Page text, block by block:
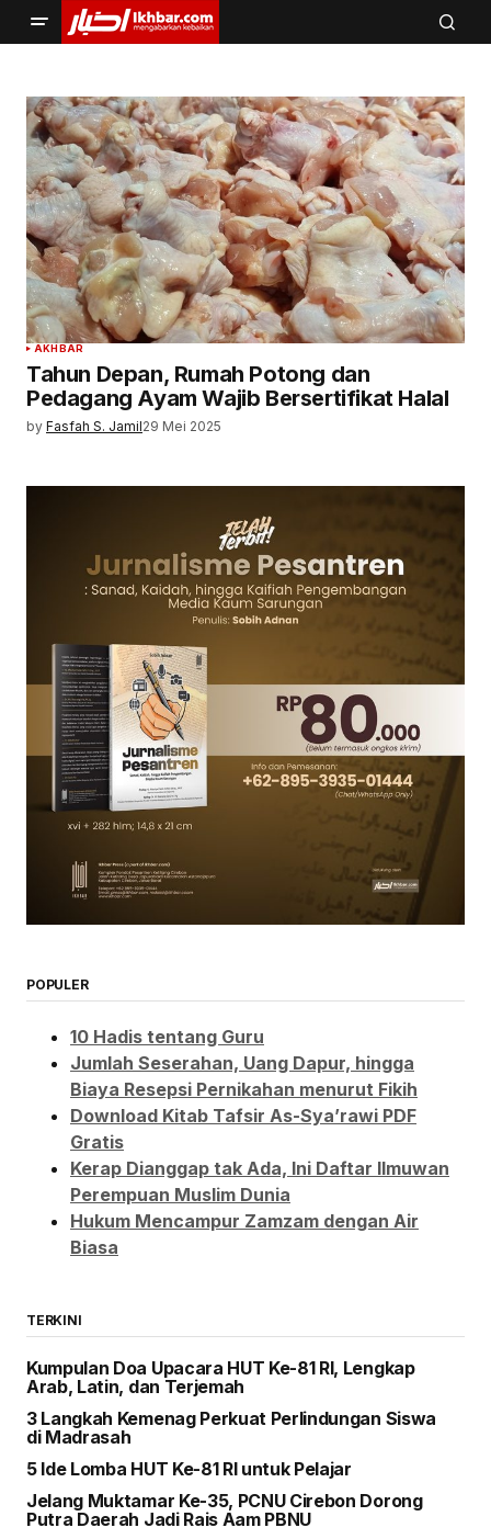
AKHBAR
Tahun Depan, Rumah Potong dan
Pedagang Ayam Wajib Bersertifikat Halal
by Fasfah S. Jamil29 Mei 2025
POPULER
10 Hadis tentang Guru
Jumlah Seserahan, Uang Dapur, hingga
Biaya Resepsi Pernikahan menurut Fikih
Download Kitab Tafsir As-Sya’rawi PDF
Gratis
Kerap Dianggap tak Ada, Ini Daftar Ilmuwan
Perempuan Muslim Dunia
Hukum Mencampur Zamzam dengan Air
Biasa
TERKINI
Kumpulan Doa Upacara HUT Ke-81 RI, Lengkap
Arab, Latin, dan Terjemah
3 Langkah Kemenag Perkuat Perlindungan Siswa
di Madrasah
5 Ide Lomba HUT Ke-81 RI untuk Pelajar
Jelang Muktamar Ke-35, PCNU Cirebon Dorong
Putra Daerah Jadi Rais Aam PBNU